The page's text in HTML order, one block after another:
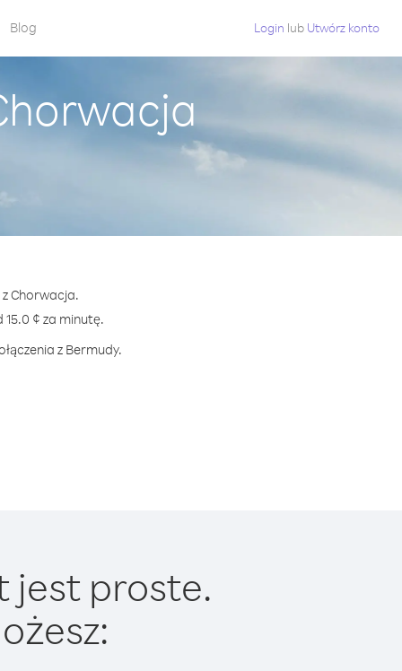
Blog Login lub Utwórz konto
Chorwacja.
¢ za minutę.
z Bermudy.
jest proste.